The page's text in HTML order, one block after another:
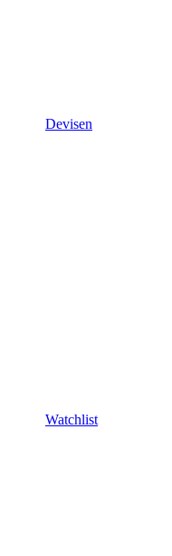
Devisen
Watchlist